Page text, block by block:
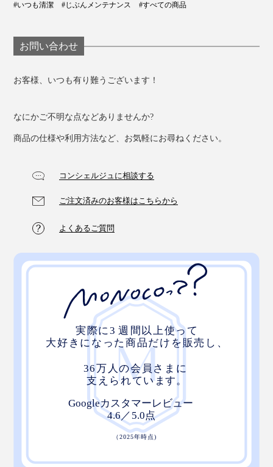
#いつも清潔
#じぶんメンテナンス #すべての商品
お問い合わせ
お客様、いつも有り難うございます！
なにかご不明な点などありませんか?
商品の仕様や利用方法など、お気軽にお尋ねください。
コンシェルジュに相談する
ご注文済みのお客様はこちらから
よくあるご質問